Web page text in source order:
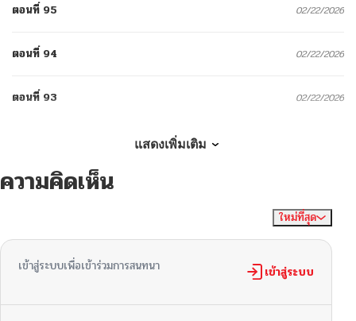
ตอนที่ 95 02/22/2026
ตอนที่ 94 02/22/2026
ตอนที่ 93 02/22/2026
ตอนที่ 91
02/07/2026
ตอนที่ 89 02/07/2026
แสดงเพิ่มเติม
ความคิดเห็น
ใหม่ที่สุด
เข้าสู่ระบบเพื่อเข้าร่วมการสนทนา เข้าสู่ระบบ